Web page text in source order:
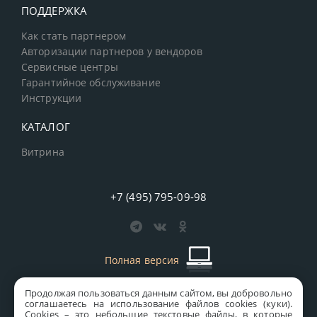
Продолжая пользоваться данным сайтом, вы добровольно
соглашаетесь на использование файлов cookies (куки).
Сookies – это небольшие текстовые файлы, в которые
ПОДДЕРЖКА
Как стать партнером
Авторизации партнеров у вендоров
Сервисные центры
Гарантийное обслуживание
Инструкции
КАТАЛОГ
Витрина
+7 (495) 795-09-98
Полная версия
старая версия сайтаMICS